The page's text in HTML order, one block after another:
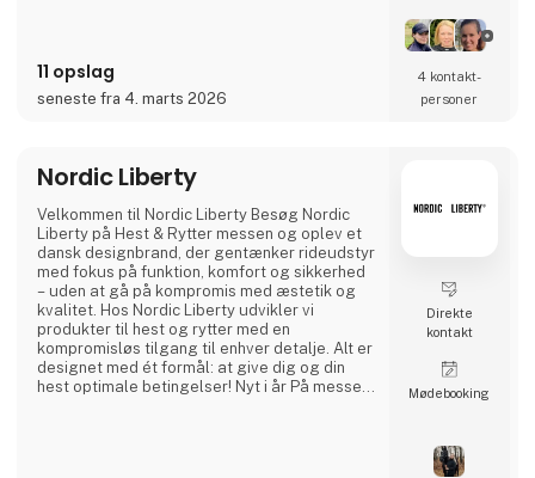
11 opslag
seneste fra 4. marts 2026
4 kontakt­
personer
Nordic Liberty
Velkommen til Nordic Liberty Besøg Nordic
Liberty på Hest & Rytter messen og oplev et
dansk designbrand, der gentænker rideudstyr
med fokus på funktion, komfort og sikkerhed
– uden at gå på kompromis med æstetik og
kvalitet. Hos Nordic Liberty udvikler vi
produkter til hest og rytter med en
kompromisløs tilgang til enhver detalje. Alt er
designet med ét formål: at give dig og din
hest optimale betingelser! Nyt i år På messen
Direkte
kontakt
Møde­booking